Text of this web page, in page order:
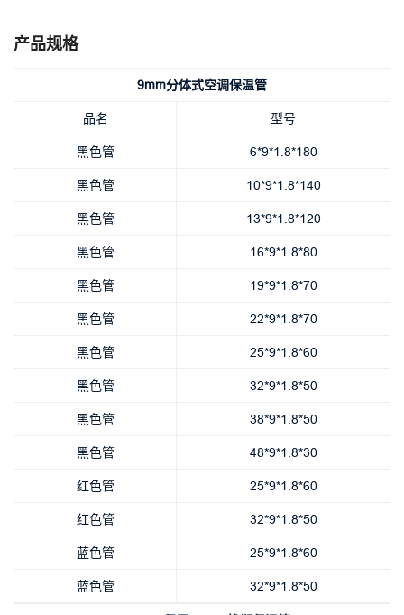
产品规格
9mm分体式空调保温管
品名
型号
黑色管
6*9*1.8*180
黑色管
10*9*1.8*140
黑色管
13*9*1.8*120
黑色管
16*9*1.8*80
黑色管
19*9*1.8*70
黑色管
22*9*1.8*70
黑色管
25*9*1.8*60
黑色管
32*9*1.8*50
黑色管
38*9*1.8*50
黑色管
48*9*1.8*30
红色管
25*9*1.8*60
红色管
32*9*1.8*50
蓝色管
25*9*1.8*60
蓝色管
32*9*1.8*50